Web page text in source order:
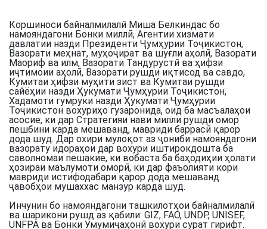
Коршиноси байналмилалӣ Миша Белкиндас бо
намояндагони Бонки миллӣ, Агентии хизмати
давлатии назди Президенти Ҷумҳурии Тоҷикистон,
Вазорати меҳнат, муҳоҷират ва шуғли аҳолӣ, Вазорати
Маориф ва илм, Вазорати Тандурустӣ ва ҳифзи
иҷтимоии аҳолӣ, Вазорати рушди иқтисод ва савдо,
Кумитаи ҳифзи муҳити зист ва Кумитаи рушди
сайёҳии назди Ҳукумати Ҷумҳурии Тоҷикистон,
Хадамоти гумруки назди Ҳукумати Ҷумҳурии
Тоҷикистон вохуриҳо гузаронида, оид ба масъалаҳои
асосие, ки дар Стратегияи нави милли рушди омор
пешбини карда мешаванд, мавриди баррасӣ қарор
дода шуд. Дар охири мулоқот аз ҷониби намояндагони
вазорату идораҳои дар вохури иштирокдошта ба
саволномаи пешакие, ки вобаста ба баҳодиҳии ҳолати
ҳозираи маълумоти оморӣ, ки дар фаъолияти кори
мавриди истифодабари қарор дода мешаванд
ҷавобҳои мушаххас манзур карда шуд.
Инчунин бо намояндагони ташкилотҳои байналмилалӣ
ва шарикони рушд аз қабили: GIZ, FAO, UNDP, UNISEF,
UNFPA ва Бонки Умумиҷаҳонӣ вохури сурат гирифт.